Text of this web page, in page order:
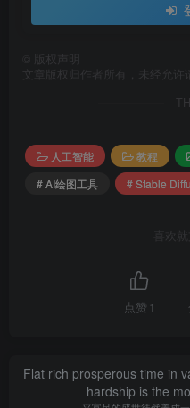
GTX 1650 系列显卡
GTX 1660 系列显卡
至少 12 GB 主内存
至少 18 GB 的可用磁
版权声明
文章版权归作者所有，未经允许
人工智能 教程
# AI绘图工具
# Stable
喜欢
点赞 1
Flat rich prosperous time in
hardship is the